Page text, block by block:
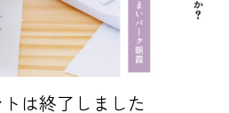
は終了しました